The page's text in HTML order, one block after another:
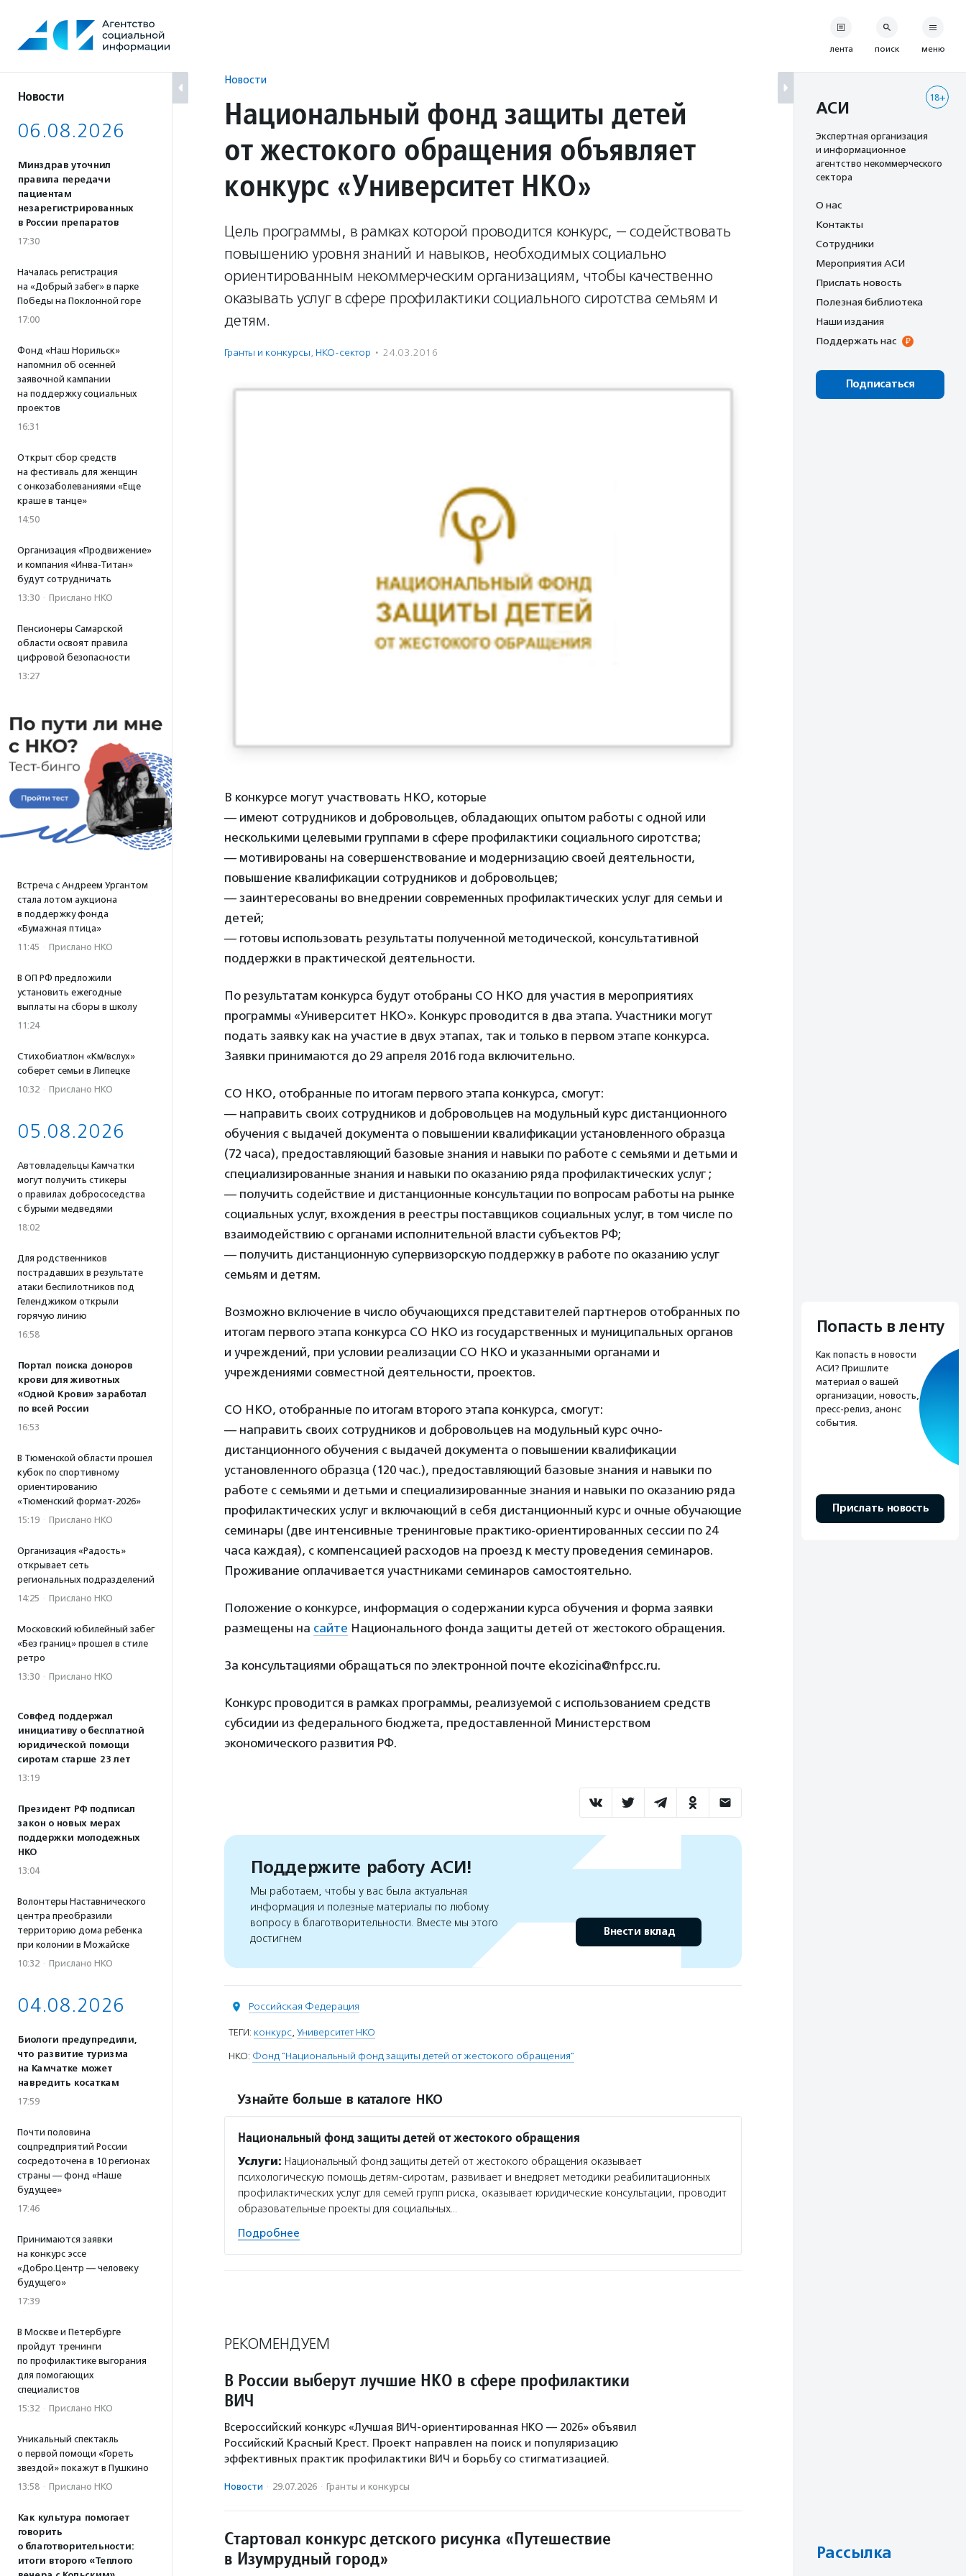
содержанию
Новости
06.08.2026
Минздрав уточнил
правила передачи
пациентам
незарегистрированных
в России препаратов
17:30
Началась регистрация
на «Добрый забег» в парке
Победы на Поклонной горе
17:00
Фонд «Наш Норильск»
напомнил об осенней
заявочной кампании
на поддержку социальных
проектов
16:31
Открыт сбор средств
на фестиваль для женщин
с онкозаболеваниями «Еще
краше в танце»
14:50
Организация «Продвижение»
и компания «Инва-Титан»
будут сотрудничать
13:30 · Прислано НКО
Пенсионеры Самарской
области освоят правила
цифровой безопасности
13:27
Встреча с Андреем Ургантом
стала лотом аукциона
в поддержку фонда
«Бумажная птица»
11:45 · Прислано НКО
В ОП РФ предложили
установить ежегодные
выплаты на сборы в школу
11:24
Стихобиатлон «Км/вслух»
соберет семьи в Липецке
10:32 · Прислано НКО
05.08.2026
Автовладельцы Камчатки
могут получить стикеры
о правилах добрососедства
с бурыми медведями
18:02
Для родственников
пострадавших в результате
атаки беспилотников под
Геленджиком открыли
горячую линию
16:58
Портал поиска доноров
крови для животных
«Одной Крови» заработал
по всей России
16:53
В Тюменской области прошел
кубок по спортивному
ориентированию
«Тюменский формат-2026»
15:19 · Прислано НКО
Организация «Радость»
открывает сеть
региональных подразделений
14:25 · Прислано НКО
Московский юбилейный забег
«Без границ» прошел в стиле
ретро
13:30 · Прислано НКО
Совфед поддержал
инициативу о бесплатной
юридической помощи
сиротам старше 23 лет
13:19
Президент РФ подписал
закон о новых мерах
поддержки молодежных
НКО
13:04
Волонтеры Наставнического
центра преобразили
территорию дома ребенка
при колонии в Можайске
10:32 · Прислано НКО
04.08.2026
Биологи предупредили,
что развитие туризма
на Камчатке может
навредить косаткам
17:59
Почти половина
соцпредприятий России
сосредоточена в 10 регионах
страны — фонд «Наше
будущее»
17:46
Принимаются заявки
на конкурс эссе
«Добро.Центр — человеку
будущего»
17:39
В Москве и Петербурге
пройдут тренинги
по профилактике выгорания
для помогающих
специалистов
15:32 · Прислано НКО
Уникальный спектакль
о первой помощи «Гореть
звездой» покажут в Пушкино
13:58 · Прислано НКО
Как культура помогает
говорить
о благотворительности:
итоги второго «Теплого
Новости
Национальный фонд защиты детей
от жестокого обращения объявляет
конкурс «Университет НКО»
Цель программы, в рамках которой проводится конкурс, — содействовать
повышению уровня знаний и навыков, необходимых социально
ориентированным некоммерческим организациям, чтобы качественно
оказывать услуг в сфере профилактики социального сиротства семьям и
детям.
Гранты и конкурсы, НКО-сектор · 24.03.2016
В конкурсе могут участвовать НКО, которые
— имеют сотрудников и добровольцев, обладающих опытом работы с одной или
несколькими целевыми группами в сфере профилактики социального сиротства;
— мотивированы на совершенствование и модернизацию своей деятельности,
повышение квалификации сотрудников и добровольцев;
— заинтересованы во внедрении современных профилактических услуг для семьи и
детей;
— готовы использовать результаты полученной методической, консультативной
поддержки в практической деятельности.
По результатам конкурса будут отобраны СО НКО для участия в мероприятиях
программы «Университет НКО». Конкурс проводится в два этапа. Участники могут
подать заявку как на участие в двух этапах, так и только в первом этапе конкурса.
Заявки принимаются до 29 апреля 2016 года включительно.
СО НКО, отобранные по итогам первого этапа конкурса, смогут:
— направить своих сотрудников и добровольцев на модульный курс дистанционного
обучения с выдачей документа о повышении квалификации установленного образца
(72 часа), предоставляющий базовые знания и навыки по работе с семьями и детьми и
специализированные знания и навыки по оказанию ряда профилактических услуг ;
— получить содействие и дистанционные консультации по вопросам работы на рынке
социальных услуг, вхождения в реестры поставщиков социальных услуг, в том числе по
взаимодействию с органами исполнительной власти субъектов РФ;
— получить дистанционную супервизорскую поддержку в работе по оказанию услуг
семьям и детям.
Возможно включение в число обучающихся представителей партнеров отобранных по
итогам первого этапа конкурса СО НКО из государственных и муниципальных органов
и учреждений, при условии реализации СО НКО и указанными органами и
учреждениями совместной деятельности, проектов.
СО НКО, отобранные по итогам второго этапа конкурса, смогут:
— направить своих сотрудников и добровольцев на модульный курс очно-
дистанционного обучения с выдачей документа о повышении квалификации
установленного образца (120 час.), предоставляющий базовые знания и навыки по
работе с семьями и детьми и специализированные знания и навыки по оказанию ряда
профилактических услуг и включающий в себя дистанционный курс и очные обучающие
семинары (две интенсивные тренинговые практико-ориентированных сессии по 24
часа каждая), с компенсацией расходов на проезд к месту проведения семинаров.
Проживание оплачивается участниками семинаров самостоятельно.
Положение о конкурсе, информация о содержании курса обучения и форма заявки
размещены на сайте Национального фонда защиты детей от жестокого обращения.
За консультациями обращаться по электронной почте ekozicina@nfpcc.ru.
Конкурс проводится в рамках программы, реализуемой с использованием средств
субсидии из федерального бюджета, предоставленной Министерством
экономического развития РФ.
Поддержите работу АСИ!
Мы работаем, чтобы у вас была актуальная
информация и полезные материалы по любому
вопросу в благотворительности. Вместе мы этого
достигнем
Внести вклад
Российская Федерация
ТЕГИ: конкурс, Университет НКО
НКО: Фонд "Национальный фонд защиты детей от жестокого обращения"
Узнайте больше в каталоге НКО
Национальный фонд защиты детей от жестокого обращения
Услуги: Национальный фонд защиты детей от жестокого обращения оказывает
психологическую помощь детям-сиротам, развивает и внедряет методики реабилитационных
профилактических услуг для семей групп риска, оказывает юридические консультации, проводит
образовательные проекты для социальных…
Подробнее
РЕКОМЕНДУЕМ
В России выберут лучшие НКО в сфере профилактики
ВИЧ
Всероссийский конкурс «Лучшая ВИЧ-ориентированная НКО — 2026» объявил
Российский Красный Крест. Проект направлен на поиск и популяризацию
эффективных практик профилактики ВИЧ и борьбу со стигматизацией.
Новости · 29.07.2026 · Гранты и конкурсы
Стартовал конкурс детского рисунка «Путешествие
в Изумрудный город»
лента поиск меню
18+
АСИ
Экспертная организация
и информационное
агентство некоммерческого
сектора
О нас
Контакты
Сотрудники
Мероприятия АСИ
Прислать новость
Полезная библиотека
Наши издания
Поддержать нас
Подписаться
Попасть в ленту
Как попасть в новости
АСИ? Пришлите
материал о вашей
организации, новость,
пресс-релиз, анонс
события.
Прислать новость
Рассылка